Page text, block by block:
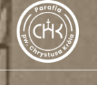
Przejdź
do
treści